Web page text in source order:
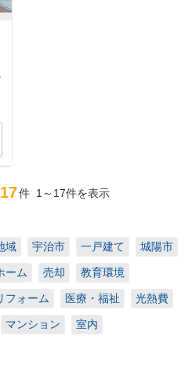
17件 1～17件を表示
域 宇治市 一戸建て 城陽市
ーム 売却 教育環境
フォーム 医療・福祉 光熱費
マンション 室内